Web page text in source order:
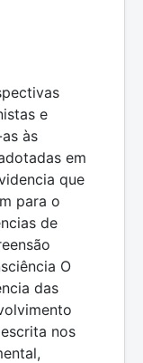
e
às
em
que
para o
de
O
das
nos